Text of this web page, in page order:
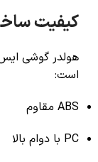
کیفیت
است:
ABS مقاوم
PC با دوام بالا